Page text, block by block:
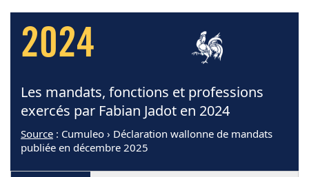
2024
Les mandats, fonctions et professions
exercés par Fabian Jadot en 2024
Source : Cumuleo › Déclaration wallonne de mandats
publiée en décembre 2025